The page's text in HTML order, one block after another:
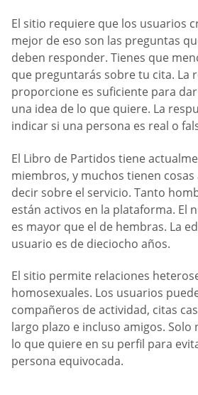
El sitio requiere que los usuarios
mejor de eso son las preguntas
deben responder. Tienes que
que preguntarás sobre tu cita. La
proporcione es suficiente para
una idea de lo que quiere. La
indicar si una persona es real o
El Libro de Partidos tiene
miembros, y muchos tienen
decir sobre el servicio. Tanto
están activos en la plataforma. El
es mayor que el de hembras. La
usuario es de dieciocho años.
El sitio permite relaciones
homosexuales. Los usuarios
compañeros de actividad, citas
largo plazo e incluso amigos. Solo
lo que quiere en su perfil para
persona equivocada.